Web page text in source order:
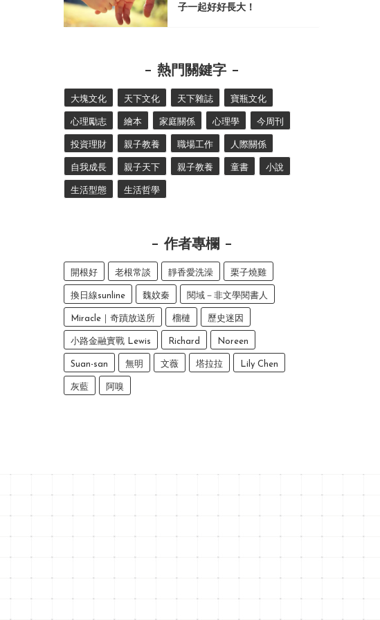
子一起好好長大！
熱門關鍵字
大塊文化 天下文化 天下雜誌 寶瓶文化
心理勵志 繪本 家庭關係 心理學 今周刊
投資理財 親子教養 職場工作 人際關係
自我成長 親子天下 親子教養 童書 小說
生活型態 生活哲學
作者專欄
開根好 老根常談 靜香愛洗澡 栗子燒雞
換日線sunline 魏妏秦 閱域－非文學閱書人
Miracle｜奇蹟放送所 榴槤 歷史迷因
小路金融實戰 Lewis Richard Noreen
Suan-san 無明 文薇 塔拉拉 Lily Chen
灰藍 阿嗅